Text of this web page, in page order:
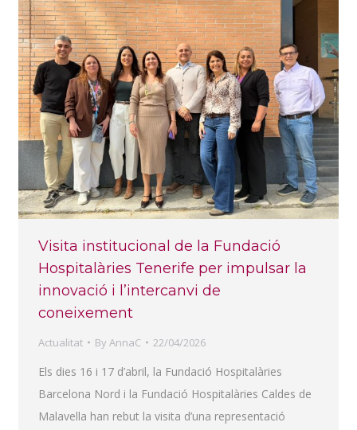
Visita institucional de la Fundació
Hospitalàries Tenerife per impulsar la
innovació i l’intercanvi de
coneixement
Actualitat By AnnaC 22/04/2026
Els dies 16 i 17 d’abril, la Fundació Hospitalàries
Barcelona Nord i la Fundació Hospitalàries Caldes de
Malavella han rebut la visita d’una representació